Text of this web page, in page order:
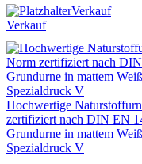
Verkauf
Verkauf
Hochwertige
zertifiziert nach DIN EN
Grundurne in mattem
Spezialdruck V